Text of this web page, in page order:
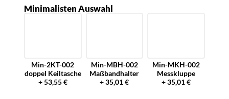
Minimalisten Auswahl
Min-2KT-002
doppel Keiltasche
+ 53,55 €
Min-MBH-002
Maßbandhalter
+ 35,01 €
Min-MKH-002
Messkluppe
+ 35,01 €